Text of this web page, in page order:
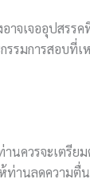
าจเจออุปสรร
รมการสอบที่
านควรจะเตรี
ท่านลดความตื่